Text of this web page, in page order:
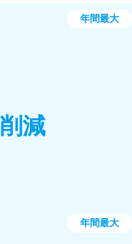
年間最大
削減
年間最大